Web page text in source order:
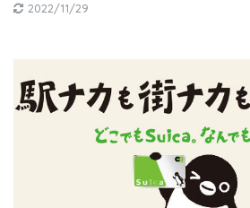
2022/11/29